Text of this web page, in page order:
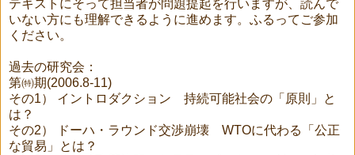
テキストにそって担当者が問題提起を行いますが、読んで
いない方にも理解できるように進めます。ふるってご参加
ください。
過去の研究会：
第㈵期(2006.8-11)
その1） イントロダクション 持続可能社会の「原則」と
は？
その2） ドーハ・ラウンド交渉崩壊 WTOに代わる「公正
な貿易」とは？